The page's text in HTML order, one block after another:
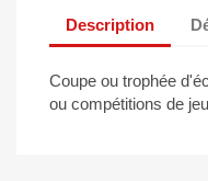
Description
Coupe ou trophée
ou compétitions de